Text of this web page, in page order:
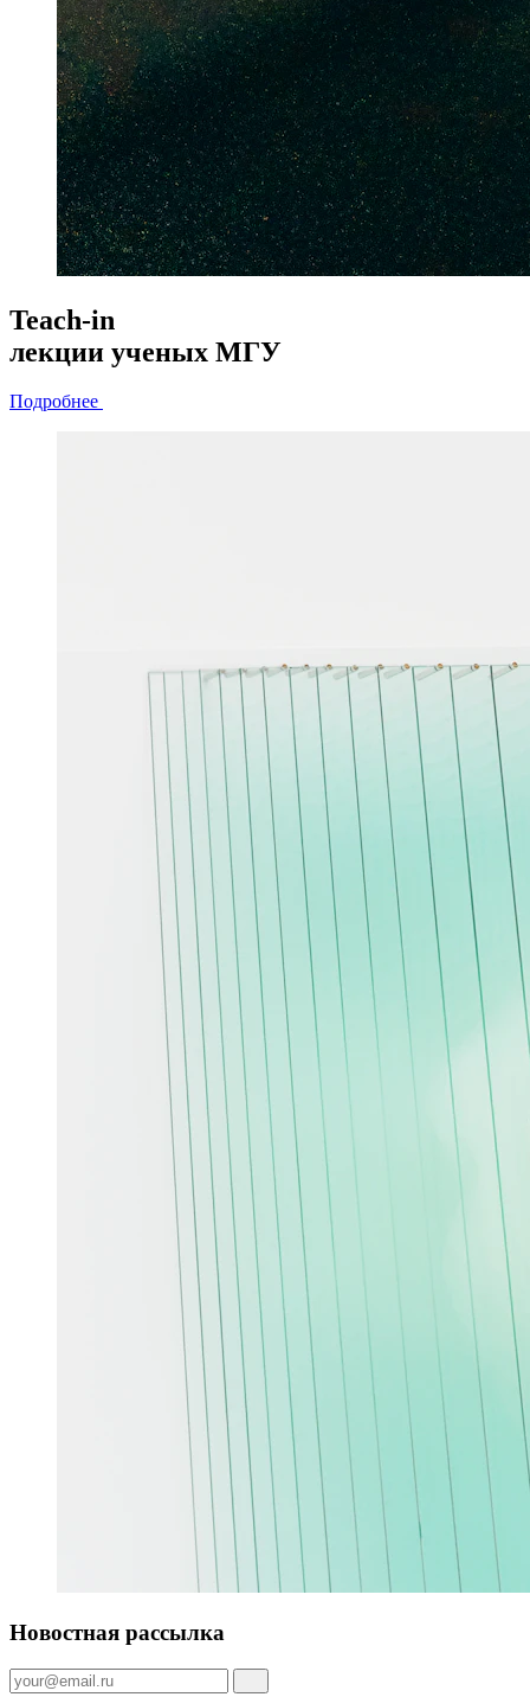
Teach-in
лекции ученых МГУ
Подробнее
Новостная рассылка